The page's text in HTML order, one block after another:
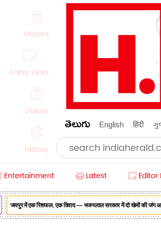
Movies
Editor Picks
Videos
History
Beauty
తెలుగు English हिंदी
Entertainment Latest Editor
जयपुर में एक रिशफल, एक विवाद — भजनलाल सरकार में दो खेमों की जंग अब